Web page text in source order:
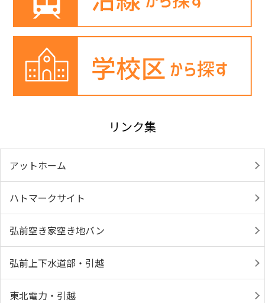
リンク集
アットホーム
ハトマークサイト
弘前空き家空き地バン
弘前上下水道部・引越
東北電力・引越